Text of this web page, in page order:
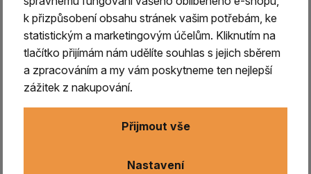
k přizpůsobení obsahu stránek vašim potřebám, ke
statistickým a marketingovým účelům. Kliknutím na
tlačítko přijímám nám udělíte souhlas s jejich sběrem
a zpracováním a my vám poskytneme ten nejlepší
zážitek z nakupování.
Nastavení
Přijmout vše